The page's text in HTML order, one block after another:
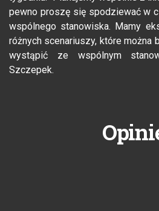
pewno proszę się spodziewać w
wspólnego stanowiska. Mamy
różnych scenariuszy, które można
wystąpić ze wspólnym
Szczepek.